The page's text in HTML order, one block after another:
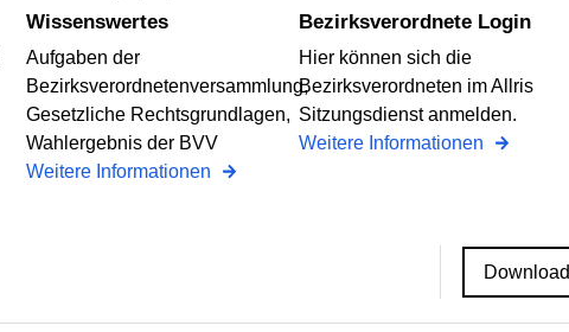
Wissenswertes
Aufgaben der
Bezirksverordnetenversammlung,
Gesetzliche Rechtsgrundlagen,
Wahlergebnis der BVV
Weitere Informationen
Bezirksverordnete Login
Hier können sich die
Bezirksverordneten im Allris
Sitzungsdienst anmelden.
Weitere Informationen
Download